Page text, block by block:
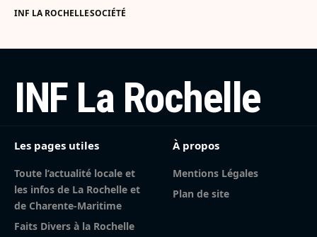
INF LA ROCHELLESOCIÉTÉ
INF La Rochelle
Les pages utiles
Toute l’actualité locale et
les infos de La Rochelle et
de Charente-Maritime
Faits Divers à la Rochelle
À propos
Mentions Légales
Plan de site